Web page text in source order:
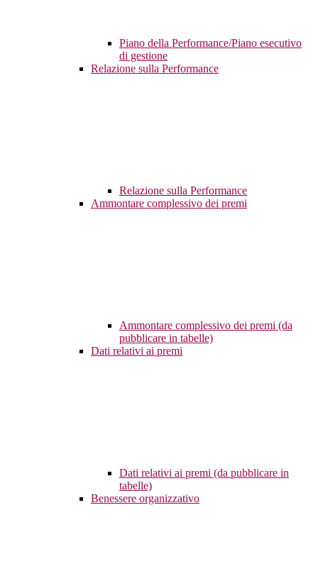
Piano della Performance/Piano esecutivo
di gestione
Relazione sulla Performance
Relazione sulla Performance
Ammontare complessivo dei premi
Ammontare complessivo dei premi (da
pubblicare in tabelle)
Dati relativi ai premi
Dati relativi ai premi (da pubblicare in
tabelle)
Benessere organizzativo